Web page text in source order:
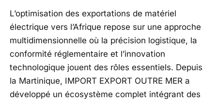
L’optimisation des exportations de matériel
électrique vers l’Afrique repose sur une approche
multidimensionnelle où la précision logistique, la
conformité réglementaire et l’innovation
technologique jouent des rôles essentiels. Depuis
la Martinique, IMPORT EXPORT OUTRE MER a
développé un écosystème complet intégrant des